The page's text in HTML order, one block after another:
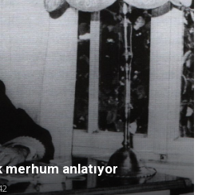
merhum anlatıyor